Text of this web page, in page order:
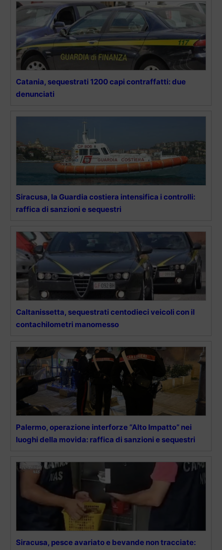
Catania, sequestrati 1200 capi contraffatti: due
denunciati
Siracusa, la Guardia costiera intensifica i controlli:
raffica di sanzioni e sequestri
Caltanissetta, sequestrati centodieci veicoli con il
contachilometri manomesso
Palermo, operazione interforze “Alto Impatto” nei
luoghi della movida: raffica di sanzioni e sequestri
Siracusa, pesce avariato e bevande non tracciate: